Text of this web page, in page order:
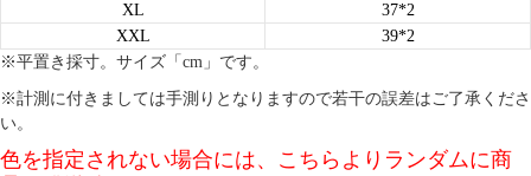
XL
37*2
XXL
39*2
※平置き採寸。サイズ「cm」です。
※計測に付きましては手測りとなりますので若干の誤差はご了承くださ
い。
色を指定されない場合には、こちらよりランダムに商